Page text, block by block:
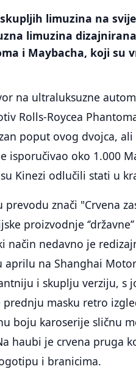
limuzina na
limuzina
i Maybacha, koji su
na ultraluksuzne
Rolls-Roycea
poput ovog dvojca,
isporučivao oko 1.000
Kinezi odlučili stati u
znači "Crvena
proizvodnje
način nedavno je
na Shanghai
i skuplju verziju, s
masku retro
boju karoserije sličnu
haubi je crvena pruga
i branicima.